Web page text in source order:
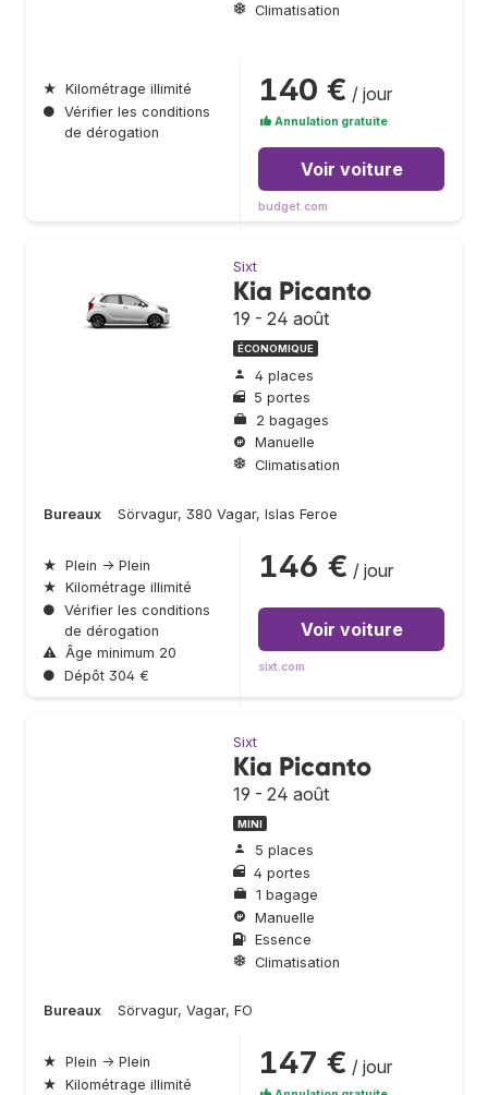
Climatisation
★ Kilométrage illimité
● Vérifier les conditions
de dérogation
140 € / jour
Annulation gratuite
Voir voiture
budget.com
Sixt
Kia Picanto
19 - 24 août
ÉCONOMIQUE
4 places
5 portes
2 bagages
Manuelle
Climatisation
Bureaux Sörvagur, 380 Vagar, Islas Feroe
★ Plein → Plein
★ Kilométrage illimité
● Vérifier les conditions
de dérogation
⚠ Âge minimum 20
● Dépôt 304 €
146 € / jour
Voir voiture
sixt.com
Sixt
Kia Picanto
19 - 24 août
MINI
5 places
4 portes
1 bagage
Manuelle
Essence
Climatisation
Bureaux Sörvagur, Vagar, FO
★ Plein → Plein
★ Kilométrage illimité
147 € / jour